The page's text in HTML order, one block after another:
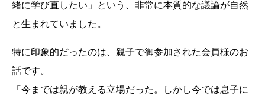
緒に学び直したい」という、非常に本質的な議論が自然
と生まれていました。
特に印象的だったのは、親子で御参加された会員様のお
話です。
「今までは親が教える立場だった。しかし今では息子に